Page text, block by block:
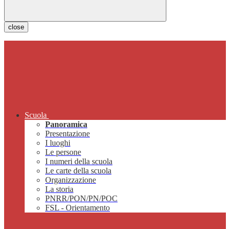
close
Scuola
Panoramica
Presentazione
I luoghi
Le persone
I numeri della scuola
Le carte della scuola
Organizzazione
La storia
PNRR/PON/PN/POC
FSL - Orientamento